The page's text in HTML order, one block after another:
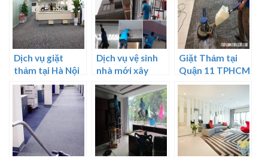
Dịch vụ giặt
thảm tại Hà Nội
giá rẻ
Dịch vụ vệ sinh
nhà mới xây
dựng tại Hà Nội
Giặt Thảm tại
Quận 11 TPHCM